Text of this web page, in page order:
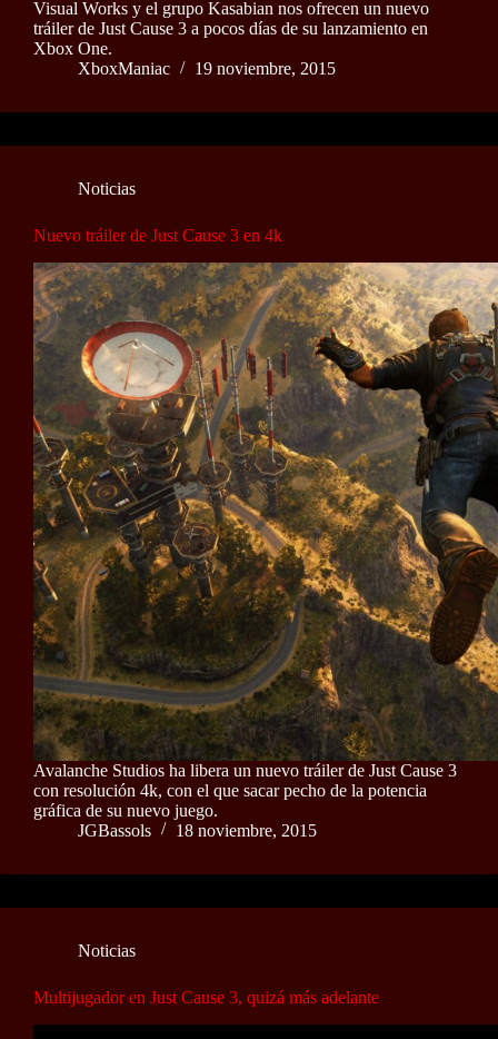
Visual Works y el grupo Kasabian nos ofrecen un nuevo
tráiler de Just Cause 3 a pocos días de su lanzamiento en
Xbox One.
XboxManiac
19 noviembre, 2015
Noticias
Nuevo tráiler de Just Cause 3 en 4k
Avalanche Studios ha libera un nuevo tráiler de Just Cause 3
con resolución 4k, con el que sacar pecho de la potencia
gráfica de su nuevo juego.
JGBassols
18 noviembre, 2015
Noticias
Multijugador en Just Cause 3, quizá más adelante